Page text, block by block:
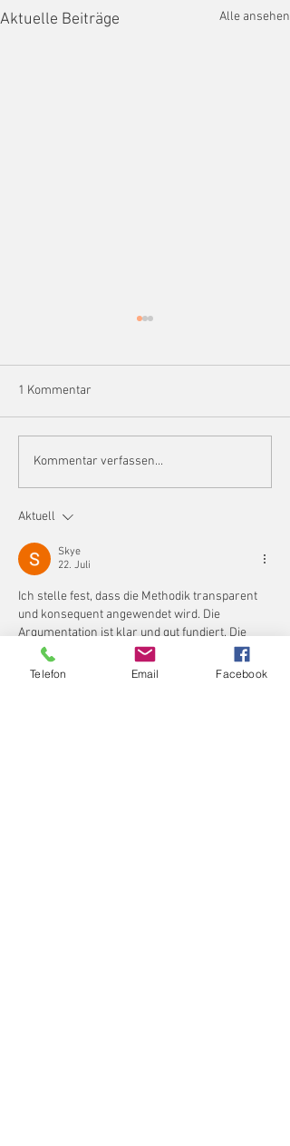
Aktuelle Beiträge Alle ansehen
Rückblick Osterfest 2026
1 Kommentar
Kommentar verfassen...
Aktuell
Skye
22. Juli
Ich stelle fest, dass die Methodik transparent
und konsequent angewendet wird. Die
Argumentation ist klar und gut fundiert. Die
Website verankert das Thema in einem gut
dokumentierten Kontext. Nutzungsmuster
Telefon Email Facebook